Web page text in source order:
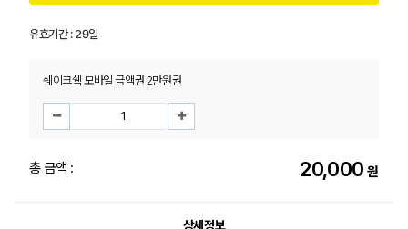
유효기간 :29일
쉐이크쉑 모바일 금액권 2만원권
총 금액 : 20,000 원
상세정보